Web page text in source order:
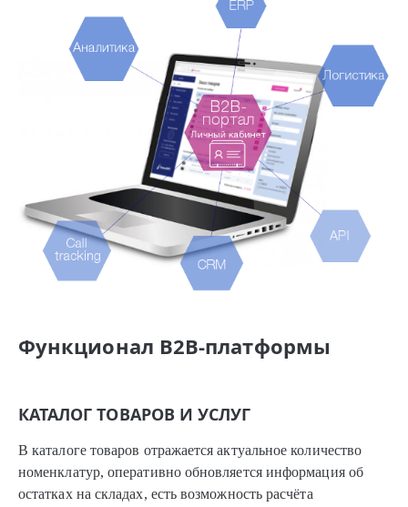
Функционал B2B-платформы
КАТАЛОГ ТОВАРОВ И УСЛУГ
В каталоге товаров отражается актуальное количество
номенклатур, оперативно обновляется информация об
остатках на складах, есть возможность расчёта